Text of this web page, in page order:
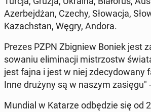
Azer­bej­dżan, Czechy, Sło­wa­cja,
Ka­zach­stan, Węgry, Andora.
Prezes PZPN Zbi­gniew Boniek jest
so­wa­niu eli­mi­na­cji mi­strzostw
jest fajna i jest w niej zde­cy­do­wa­ny
Inne drużyny są w naszym zasięgu"
Mundial w Katarze od­bę­dzie się od